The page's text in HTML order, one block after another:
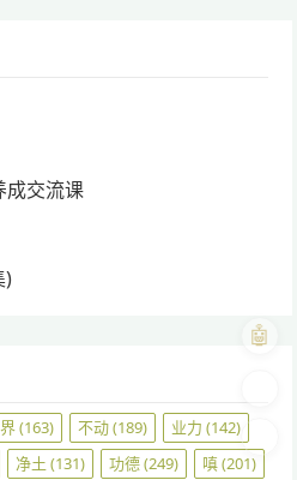
成交流课
)
(163) 不动(189) 业力 (142)
净土 (131) 功德(249) 嗔(201)
🌓
🤖